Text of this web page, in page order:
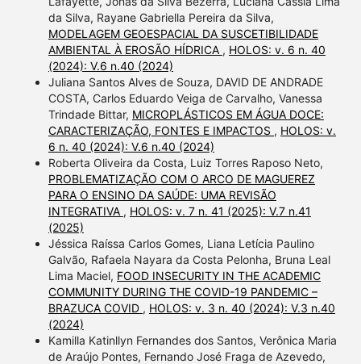
da Silva, Rayane Gabriella Pereira da Silva,
MODELAGEM GEOESPACIAL DA SUSCETIBILIDADE
AMBIENTAL À EROSÃO HÍDRICA , HOLOS: v. 6 n. 40
(2024): V.6 n.40 (2024)
Juliana Santos Alves de Souza, DAVID DE ANDRADE
COSTA, Carlos Eduardo Veiga de Carvalho, Vanessa
Trindade Bittar, MICROPLÁSTICOS EM ÁGUA DOCE:
CARACTERIZAÇÃO, FONTES E IMPACTOS , HOLOS: v.
6 n. 40 (2024): V.6 n.40 (2024)
Roberta Oliveira da Costa, Luiz Torres Raposo Neto,
PROBLEMATIZAÇÃO COM O ARCO DE MAGUEREZ
PARA O ENSINO DA SAÚDE: UMA REVISÃO
INTEGRATIVA , HOLOS: v. 7 n. 41 (2025): V.7 n.41
(2025)
Jéssica Raíssa Carlos Gomes, Liana Letícia Paulino
Galvão, Rafaela Nayara da Costa Pelonha, Bruna Leal
Lima Maciel, FOOD INSECURITY IN THE ACADEMIC
COMMUNITY DURING THE COVID-19 PANDEMIC –
BRAZUCA COVID , HOLOS: v. 3 n. 40 (2024): V.3 n.40
(2024)
Kamilla Katinllyn Fernandes dos Santos, Verônica Maria
de Araújo Pontes, Fernando José Fraga de Azevedo,